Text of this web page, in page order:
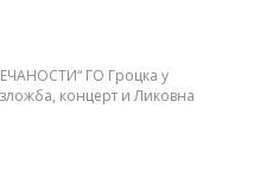
ГО Гроцка у
концерт и Ликовна